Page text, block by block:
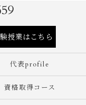
授業はこちら
代表profile
資格取得コース